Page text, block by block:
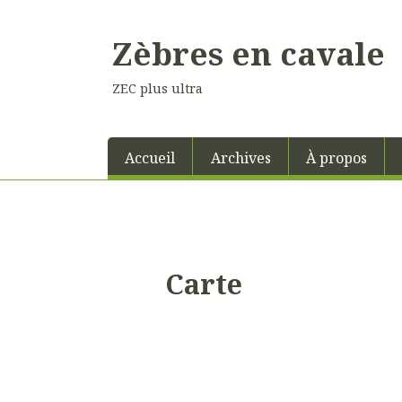
Zèbres en cavale
ZEC plus ultra
Accueil Archives À propos
Carte